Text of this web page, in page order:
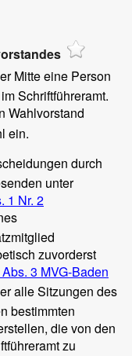
Mitte eine Person
Schriftführeramt.
Wahlvorstand
ein.
durch
unter
1 Nr. 2
zuvorderst
3 MVG-Baden
alle Sitzungen des
bestimmten
die von den
zu